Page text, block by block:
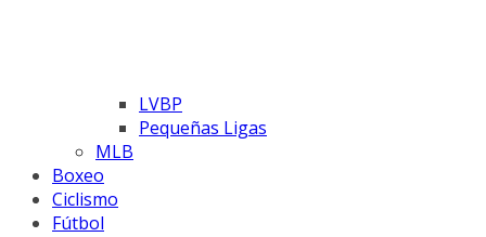
LVBP
Pequeñas Ligas
MLB
Boxeo
Ciclismo
Fútbol